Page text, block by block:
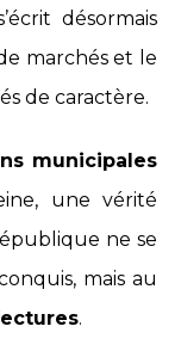
désormais
marchés et le
de caractère.
municipales
une vérité
ne se
mais au
.